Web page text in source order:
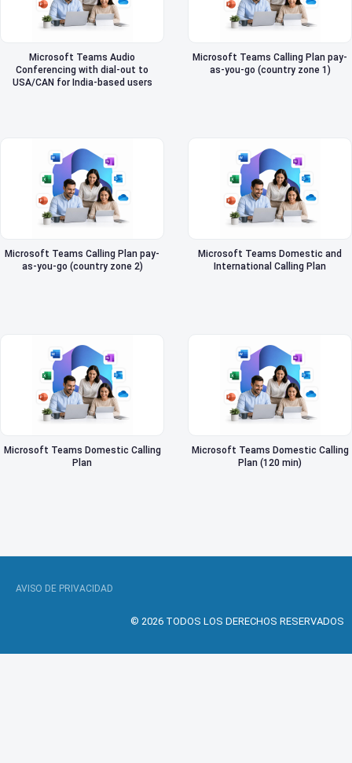
Microsoft Teams Audio
Conferencing with dial-out to
USA/CAN for India-based users
Microsoft Teams Calling Plan pay-
as-you-go (country zone 1)
Microsoft Teams Calling Plan pay-
as-you-go (country zone 2)
Microsoft Teams Domestic and
International Calling Plan
Microsoft Teams Domestic Calling
Plan
Microsoft Teams Domestic Calling
Plan (120 min)
AVISO DE PRIVACIDAD
© 2026 TODOS LOS DERECHOS RESERVADOS